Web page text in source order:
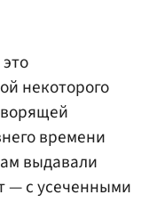
некоторого
времени
выдавали
— с усеченными